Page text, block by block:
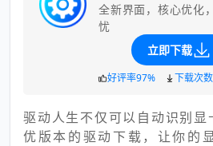
全新界面，核心优化
忧
立即下载
好评率97% 下载次
驱动人生不仅可以自动识别
优版本的驱动下载，让你的